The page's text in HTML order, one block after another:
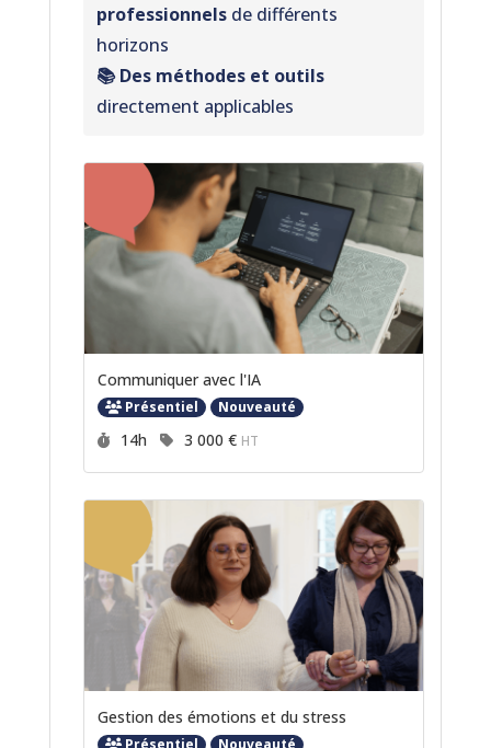
professionnels de différents
horizons
📚 Des méthodes et outils
directement applicables
Communiquer avec l'IA
Présentiel Nouveauté
Durée :
14h Prix :
3 000 € HT
Gestion des émotions et du stress